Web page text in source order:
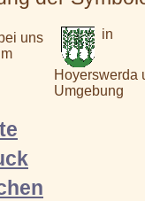
bei uns
in
Hoyerswerda
Umgebung